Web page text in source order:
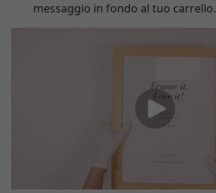
messaggio in fondo al tuo carrello.